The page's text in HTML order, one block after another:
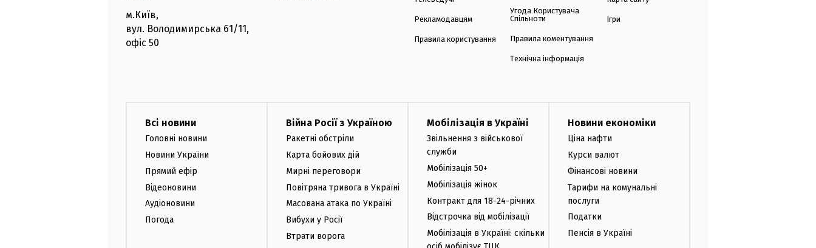
м.Київ,
вул. Володимирська 61/11,
офіс 50
Рекламодавцям
Правила користування
Угода Користувача
Спільноти
Правила коментування
Технічна інформація
Ігри
Всі новини
Головні новини
Новини України
Прямий ефір
Відеоновини
Аудіоновини
Погода
Війна Росії з Україною
Ракетні обстріли
Карта бойових дій
Мирні переговори
Повітряна тривога в Україні
Масована атака по Україні
Вибухи у Росії
Втрати ворога
Мобілізація в Україні
Звільнення з військової
служби
Мобілізація 50+
Мобілізація жінок
Контракт для 18-24-річних
Відстрочка від мобілізації
Мобілізація в Україні: скільки
Новини економіки
Ціна нафти
Курси валют
Фінансові новини
Тарифи на комунальні
послуги
Податки
Пенсія в Україні